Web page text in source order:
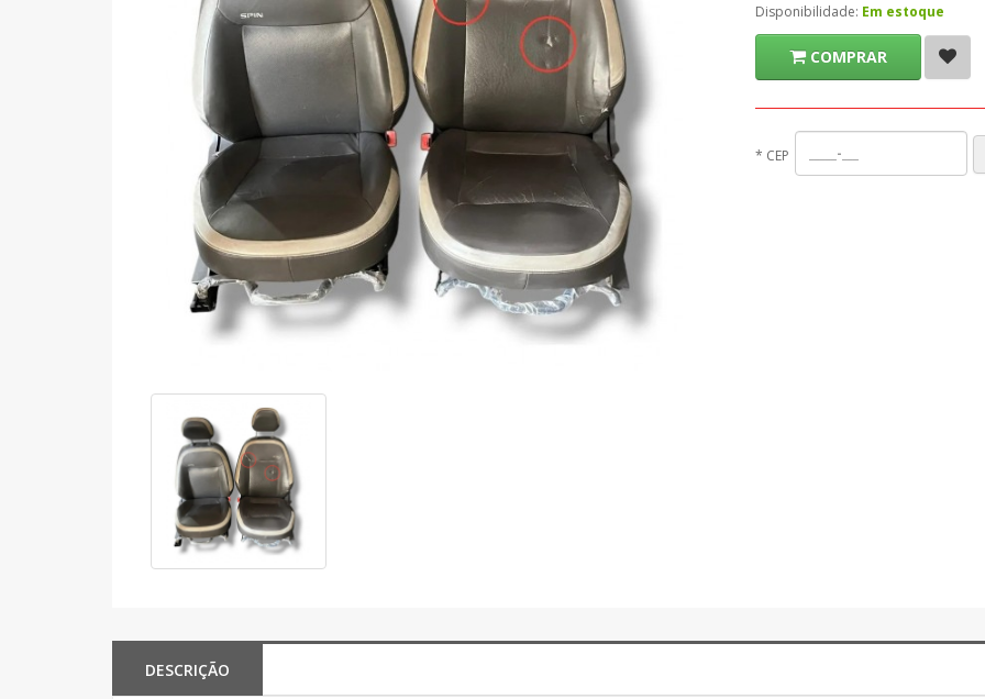
Disponibilidade: Em estoque
COMPRAR
* CEP
DESCRIÇÃO